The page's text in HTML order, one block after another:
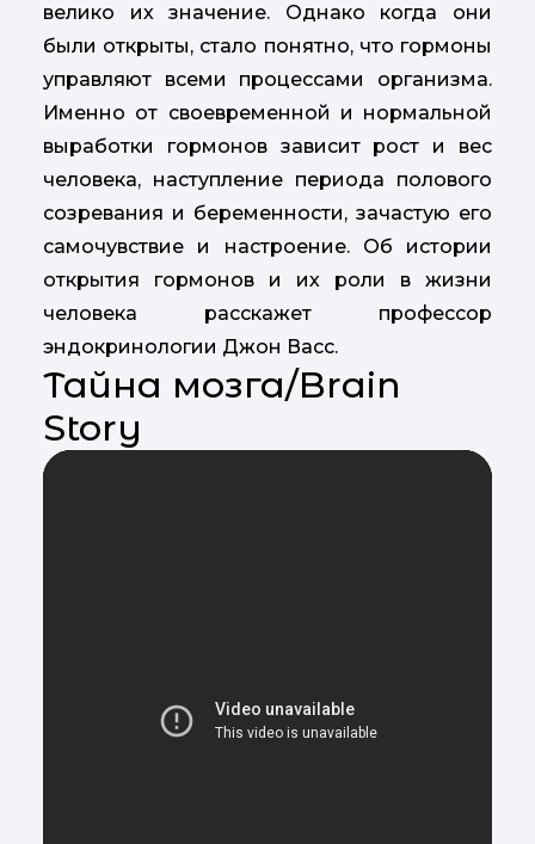
велико их значение. Однако когда они
были открыты, стало понятно, что гормоны
управляют всеми процессами организма.
Именно от своевременной и нормальной
выработки гормонов зависит рост и вес
человека, наступление периода полового
созревания и беременности, зачастую его
самочувствие и настроение. Об истории
открытия гормонов и их роли в жизни
человека расскажет профессор
эндокринологии Джон Васс.
Тайна мозга/Brain
Story